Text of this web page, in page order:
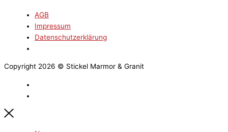
AGB
Impressum
Datenschutzerklärung
Copyright 2026 © Stickel Marmor & Granit